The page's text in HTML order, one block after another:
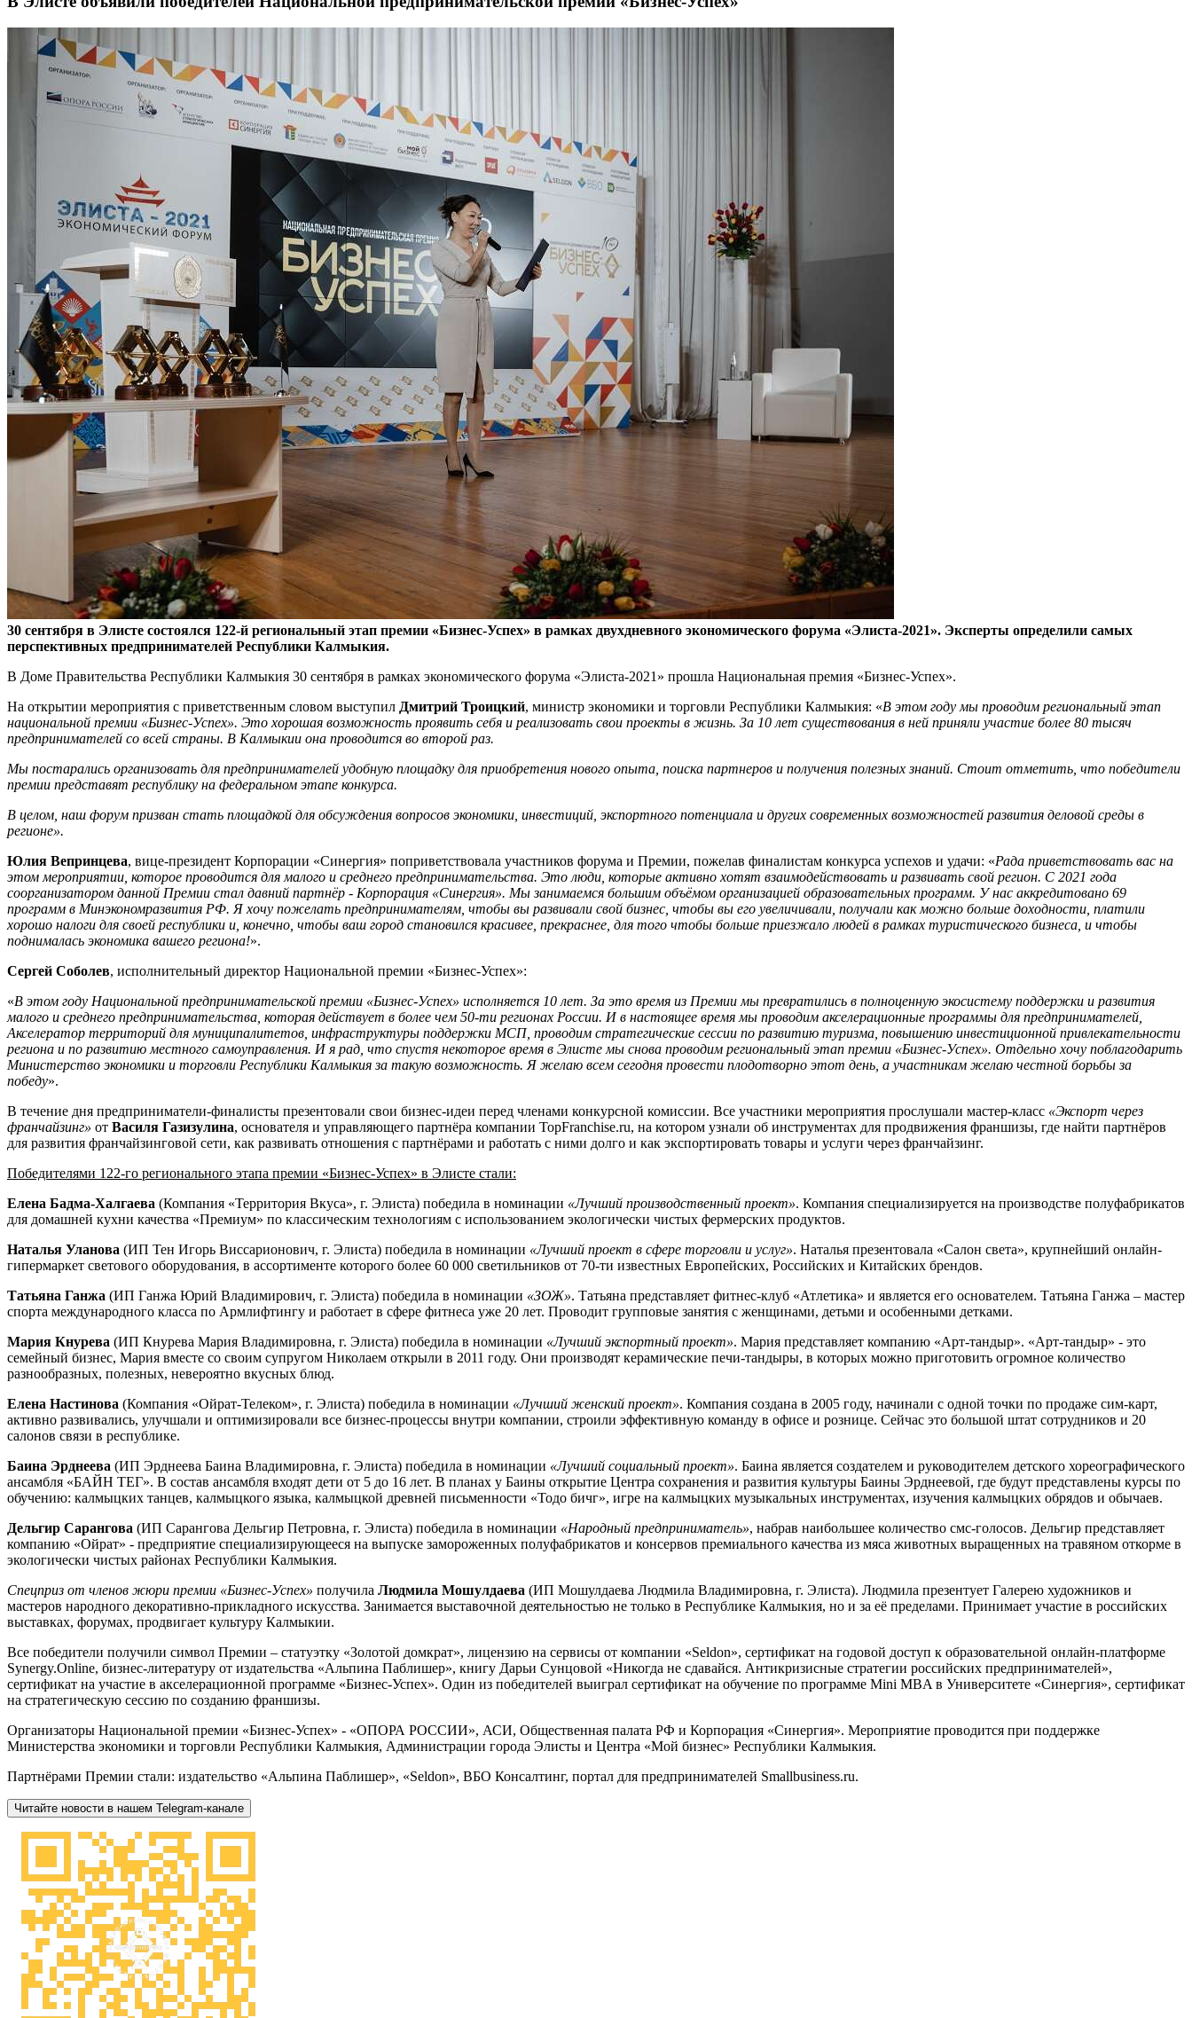
30 сентября в Элисте состоялся 122-й региональный этап премии «Бизнес-Успех» в рамках двухдневного экономического форума «Элиста-2021». Эксперты определили самых
перспективных предпринимателей Республики Калмыкия.
В Доме Правительства Республики Калмыкия 30 сентября в рамках экономического форума «Элиста-2021» прошла Национальная премия «Бизнес-Успех».
На открытии мероприятия с приветственным словом выступил Дмитрий Троицкий, министр экономики и торговли Республики Калмыкия: «В этом году мы проводим региональный этап
национальной премии «Бизнес-Успех». Это хорошая возможность проявить себя и реализовать свои проекты в жизнь. За 10 лет существования в ней приняли участие более 80 тысяч
предпринимателей со всей страны. В Калмыкии она проводится во второй раз.
Мы постарались организовать для предпринимателей удобную площадку для приобретения нового опыта, поиска партнеров и получения полезных знаний. Стоит отметить, что победители
премии представят республику на федеральном этапе конкурса.
В целом, наш форум призван стать площадкой для обсуждения вопросов экономики, инвестиций, экспортного потенциала и других современных возможностей развития деловой среды в
регионе».
Юлия Вепринцева, вице-президент Корпорации «Синергия» поприветствовала участников форума и Премии, пожелав финалистам конкурса успехов и удачи: «Рада приветствовать вас на
этом мероприятии, которое проводится для малого и среднего предпринимательства. Это люди, которые активно хотят взаимодействовать и развивать свой регион. С 2021 года
соорганизатором данной Премии стал давний партнёр - Корпорация «Синергия». Мы занимаемся большим объёмом организацией образовательных программ. У нас аккредитовано 69
программ в Минэкономразвития РФ. Я хочу пожелать предпринимателям, чтобы вы развивали свой бизнес, чтобы вы его увеличивали, получали как можно больше доходности, платили
хорошо налоги для своей республики и, конечно, чтобы ваш город становился красивее, прекраснее, для того чтобы больше приезжало людей в рамках туристического бизнеса, и чтобы
поднималась экономика вашего региона!».
Сергей Соболев, исполнительный директор Национальной премии «Бизнес-Успех»:
«В этом году Национальной предпринимательской премии «Бизнес-Успех» исполняется 10 лет. За это время из Премии мы превратились в полноценную экосистему поддержки и развития
малого и среднего предпринимательства, которая действует в более чем 50-ти регионах России. И в настоящее время мы проводим акселерационные программы для предпринимателей,
Акселератор территорий для муниципалитетов, инфраструктуры поддержки МСП, проводим стратегические сессии по развитию туризма, повышению инвестиционной привлекательности
региона и по развитию местного самоуправления. И я рад, что спустя некоторое время в Элисте мы снова проводим региональный этап премии «Бизнес-Успех». Отдельно хочу поблагодарить
Министерство экономики и торговли Республики Калмыкия за такую возможность. Я желаю всем сегодня провести плодотворно этот день, а участникам желаю честной борьбы за
победу».
В течение дня предприниматели-финалисты презентовали свои бизнес-идеи перед членами конкурсной комиссии. Все участники мероприятия прослушали мастер-класс «Экспорт через
франчайзинг» от Василя Газизулина, основателя и управляющего партнёра компании TopFranchise.ru, на котором узнали об инструментах для продвижения франшизы, где найти партнёров
для развития франчайзинговой сети, как развивать отношения с партнёрами и работать с ними долго и как экспортировать товары и услуги через франчайзинг.
Победителями 122-го регионального этапа премии «Бизнес-Успех» в Элисте стали:
Елена Бадма-Халгаева (Компания «Территория Вкуса», г. Элиста) победила в номинации «Лучший производственный проект». Компания специализируется на производстве полуфабрикатов
для домашней кухни качества «Премиум» по классическим технологиям с использованием экологически чистых фермерских продуктов.
Наталья Уланова (ИП Тен Игорь Виссарионович, г. Элиста) победила в номинации «Лучший проект в сфере торговли и услуг». Наталья презентовала «Салон света», крупнейший онлайн-
гипермаркет светового оборудования, в ассортименте которого более 60 000 светильников от 70-ти известных Европейских, Российских и Китайских брендов.
Татьяна Ганжа (ИП Ганжа Юрий Владимирович, г. Элиста) победила в номинации «ЗОЖ». Татьяна представляет фитнес-клуб «Атлетика» и является его основателем. Татьяна Ганжа – мастер
спорта международного класса по Армлифтингу и работает в сфере фитнеса уже 20 лет. Проводит групповые занятия с женщинами, детьми и особенными детками.
Мария Кнурева (ИП Кнурева Мария Владимировна, г. Элиста) победила в номинации «Лучший экспортный проект». Мария представляет компанию «Арт-тандыр». «Арт-тандыр» - это
семейный бизнес, Мария вместе со своим супругом Николаем открыли в 2011 году. Они производят керамические печи-тандыры, в которых можно приготовить огромное количество
разнообразных, полезных, невероятно вкусных блюд.
Елена Настинова (Компания «Ойрат-Телеком», г. Элиста) победила в номинации «Лучший женский проект». Компания создана в 2005 году, начинали с одной точки по продаже сим-карт,
активно развивались, улучшали и оптимизировали все бизнес-процессы внутри компании, строили эффективную команду в офисе и рознице. Сейчас это большой штат сотрудников и 20
салонов связи в республике.
Баина Эрднеева (ИП Эрднеева Баина Владимировна, г. Элиста) победила в номинации «Лучший социальный проект». Баина является создателем и руководителем детского хореографического
ансамбля «БАЙН ТЕГ». В состав ансамбля входят дети от 5 до 16 лет. В планах у Баины открытие Центра сохранения и развития культуры Баины Эрднеевой, где будут представлены курсы по
обучению: калмыцких танцев, калмыцкого языка, калмыцкой древней письменности «Тодо бичг», игре на калмыцких музыкальных инструментах, изучения калмыцких обрядов и обычаев.
Дельгир Сарангова (ИП Сарангова Дельгир Петровна, г. Элиста) победила в номинации «Народный предприниматель», набрав наибольшее количество смс-голосов. Дельгир представляет
компанию «Ойрат» - предприятие специализирующееся на выпуске замороженных полуфабрикатов и консервов премиального качества из мяса животных выращенных на травяном откорме в
экологически чистых районах Республики Калмыкия.
Спецприз от членов жюри премии «Бизнес-Успех» получила Людмила Мошулдаева (ИП Мошулдаева Людмила Владимировна, г. Элиста). Людмила презентует Галерею художников и
мастеров народного декоративно-прикладного искусства. Занимается выставочной деятельностью не только в Республике Калмыкия, но и за её пределами. Принимает участие в российских
выставках, форумах, продвигает культуру Калмыкии.
Все победители получили символ Премии – статуэтку «Золотой домкрат», лицензию на сервисы от компании «Seldon», сертификат на годовой доступ к образовательной онлайн-платформе
Synergy.Online, бизнес-литературу от издательства «Альпина Паблишер», книгу Дарьи Сунцовой «Никогда не сдавайся. Антикризисные стратегии российских предпринимателей»,
сертификат на участие в акселерационной программе «Бизнес-Успех». Один из победителей выиграл сертификат на обучение по программе Mini MBA в Университете «Синергия», сертификат
на стратегическую сессию по созданию франшизы.
Организаторы Национальной премии «Бизнес-Успех» - «ОПОРА РОССИИ», АСИ, Общественная палата РФ и Корпорация «Синергия». Мероприятие проводится при поддержке
Министерства экономики и торговли Республики Калмыкия, Администрации города Элисты и Центра «Мой бизнес» Республики Калмыкия.
Партнёрами Премии стали: издательство «Альпина Паблишер», «Seldon», ВБО Консалтинг, портал для предпринимателей Smallbusiness.ru.
Читайте новости в нашем Telegram-канале